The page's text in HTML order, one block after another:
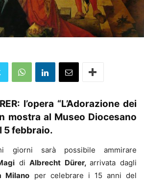
l’opera “L’Adorazione dei
mostra al Museo Diocesano
5 febbraio.
giorni sarà possibile ammirare
diAlbrecht Dürer,arrivata dagli
Milano per celebrare i 15 anni del